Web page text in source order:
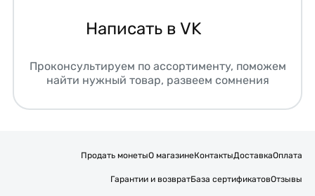
Написать в VK
Проконсультируем по ассортименту, поможем
найти нужный товар, развеем сомнения
Продать монетыО магазинеКонтактыДоставкаОплата
Гарантии и возвратБаза сертификатовОтзывы